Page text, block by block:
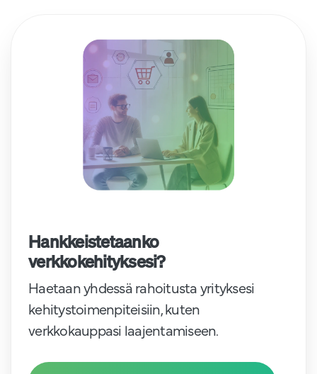
Hankkeistetaanko
verkkokehityksesi?
Haetaan yhdessä rahoitusta yrityksesi
kehitystoimenpiteisiin, kuten
verkkokauppasi laajentamiseen.